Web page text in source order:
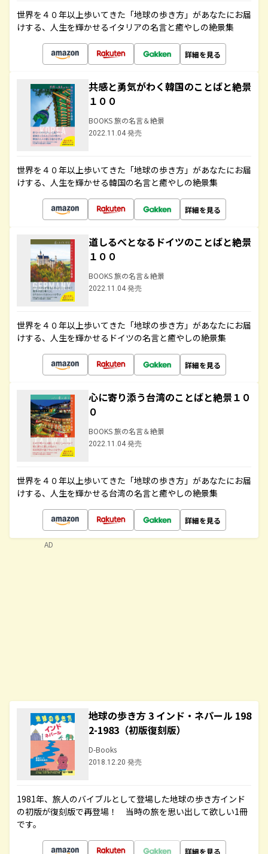
世界を４０年以上歩いてきた「地球の歩き方」があなたにお届
けする、人生を輝かせるイタリアの名言と癒やしの絶景集
詳細を見る
共感と勇気がわく韓国のことばと絶景
１００
BOOKS 旅の名言＆絶景
2022.11.04 発売
世界を４０年以上歩いてきた「地球の歩き方」があなたにお届
けする、人生を輝かせる韓国の名言と癒やしの絶景集
詳細を見る
道しるべとなるドイツのことばと絶景
１００
BOOKS 旅の名言＆絶景
2022.11.04 発売
世界を４０年以上歩いてきた「地球の歩き方」があなたにお届
けする、人生を輝かせるドイツの名言と癒やしの絶景集
詳細を見る
心に寄り添う台湾のことばと絶景１０
０
BOOKS 旅の名言＆絶景
2022.11.04 発売
世界を４０年以上歩いてきた「地球の歩き方」があなたにお届
けする、人生を輝かせる台湾の名言と癒やしの絶景集
詳細を見る
地球の歩き方 3 インド・ネパール 198
2-1983（初版復刻版）
D-Books
2018.12.20 発売
1981年、旅人のバイブルとして登場した地球の歩き方インド
の初版が復刻版で再登場！ 当時の旅を思い出して欲しい1冊
です。
詳細を見る
AD